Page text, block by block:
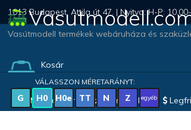
1013 Budapest, Attila út 47. | Nyitva: H-P:
Vasútmodell termékek webáruháza és
Kosár
(0 termék)
VÁLASSZON MÉRETARÁNYT:
G H0 H0e TT N Z egyéb
Magyar vonatkozású modellek